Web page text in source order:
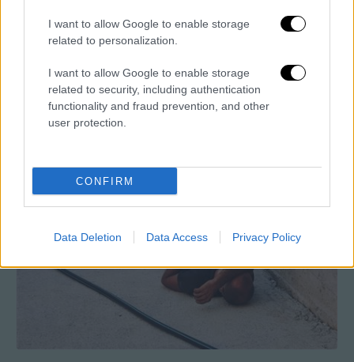
I want to allow Google to enable storage
related to personalization.
I want to allow Google to enable storage
related to security, including authentication
functionality and fraud prevention, and other
user protection.
CONFIRM
Data Deletion Data Access Privacy Policy
και Τουρκίας
ΑΥΤΟ ΤΟ ΔΙΑΒΑΣΕΣ;